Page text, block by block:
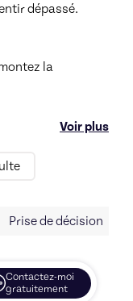
dépassé.
la
Voir plus
Prise de décision
Contactez-moi
gratuitement